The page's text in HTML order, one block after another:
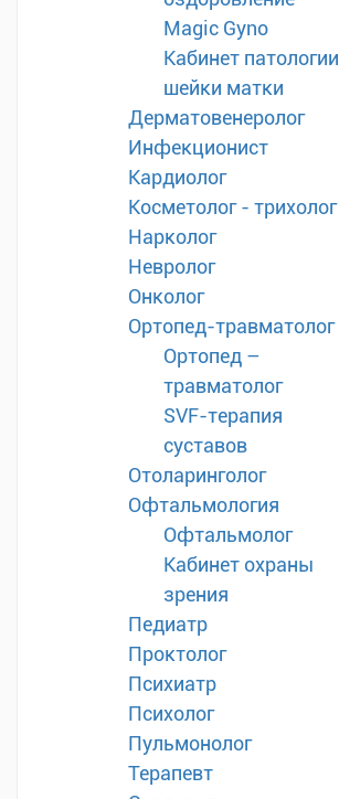
Magic Gyno
Кабинет патологии
шейки матки
Дерматовенеролог
Инфекционист
Кардиолог
Косметолог - трихолог
Нарколог
Невролог
Онколог
Ортопед-травматолог
Ортопед –
травматолог
SVF-терапия
суставов
Отоларинголог
Офтальмология
Офтальмолог
Кабинет охраны
зрения
Педиатр
Проктолог
Психиатр
Психолог
Пульмонолог
Терапевт